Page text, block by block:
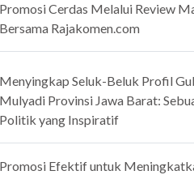
Cerdas Melalui Review
Rajakomen.com
Seluk-Beluk Profil
Provinsi Jawa Barat:
yang Inspiratif
Efektif untuk